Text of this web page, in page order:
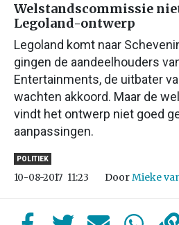
Welstandscommissie
Legoland-ontwerp
Legoland komt naar
gingen de aandeelhouders
Entertainments, de uitbater
wachten akkoord. Maar de
vindt het ontwerp niet goed
aanpassingen.
POLITIEK
10-08-2017 11:23 DoorMieke